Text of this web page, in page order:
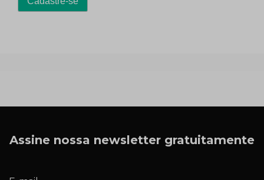
Assine nossa newsletter gratuitamente